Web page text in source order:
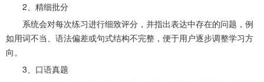
2、精细批分
系统会对每次练习进行细致评分，并指出表达中存在的问题，例
如用词不当、语法偏差或句式结构不完整，便于用户逐步调整学习方
向。
3、口语真题